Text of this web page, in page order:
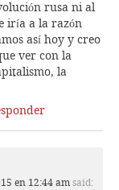
rusa ni al
iría a la razón
así hoy y creo
ver con la
la
en 12:44 am said: